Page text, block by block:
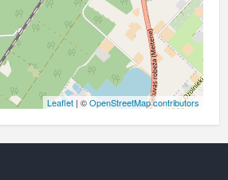
Leaflet | ©OpenStreetMap contributors